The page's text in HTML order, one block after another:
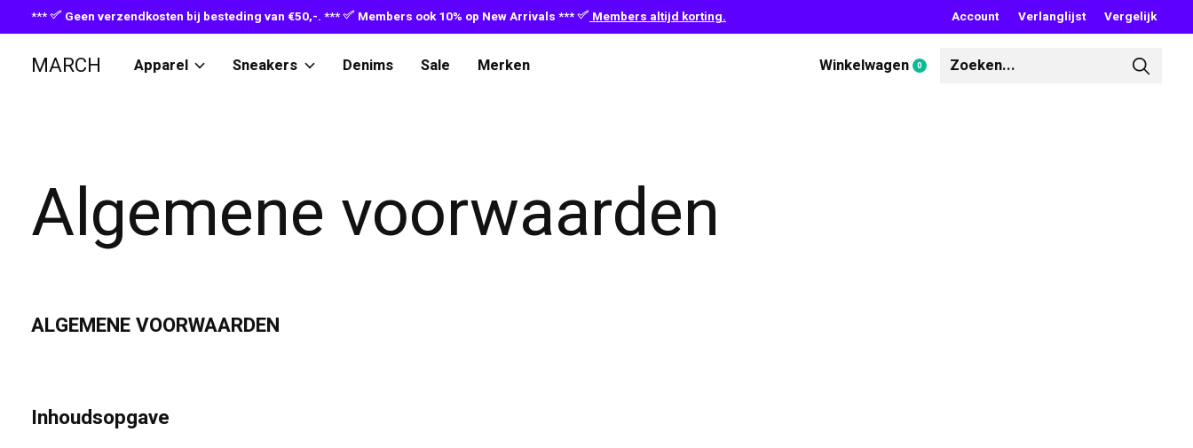
*** Geen verzendkosten bij besteding van €50,-. *** Members ook 10% op New Arrivals *** Members altijd korting. Account Verlanglijst Vergelijk
MARCH Apparel Sneakers Denims Sale Merken Winkelwagen 0items
Algemene voorwaarden
ALGEMENE VOORWAARDEN
Inhoudsopgave